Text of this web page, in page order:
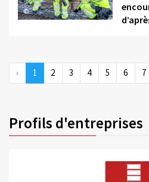
©
‹ 1 2 3 4 5 6 7
Profils d'entreprises